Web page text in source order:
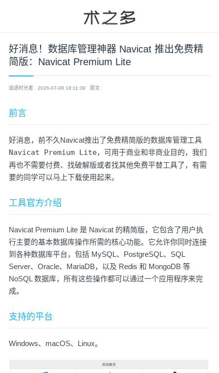
好消息！数据库管理神器 Navicat 推出免费精
简版：Navicat Premium Lite
追逐时光者 2026-07-08 18:11:39 原文
前言
好消息，前不久Navicat推出了免费精简版的数据库管理工具
Navicat Premium Lite，可用于商业和非商业目的，我们
再也不需要付费、找破解版或者找其他免费平替工具了，有需
要的同学可以马上下载使用起来。
工具官方介绍
Navicat Premium Lite 是 Navicat 的精简版，它包含了用户执
行主要的基本数据库操作所需的核心功能。它允许你同时连接
到各种数据库平台，包括 MySQL、PostgreSQL、SQL
Server、Oracle、MariaDB，以及 Redis 和 MongoDB 等
NoSQL 数据库，所有这些操作都可以通过一个应用程序来完
成。
支持的平台
Windows、macOS、Linux。